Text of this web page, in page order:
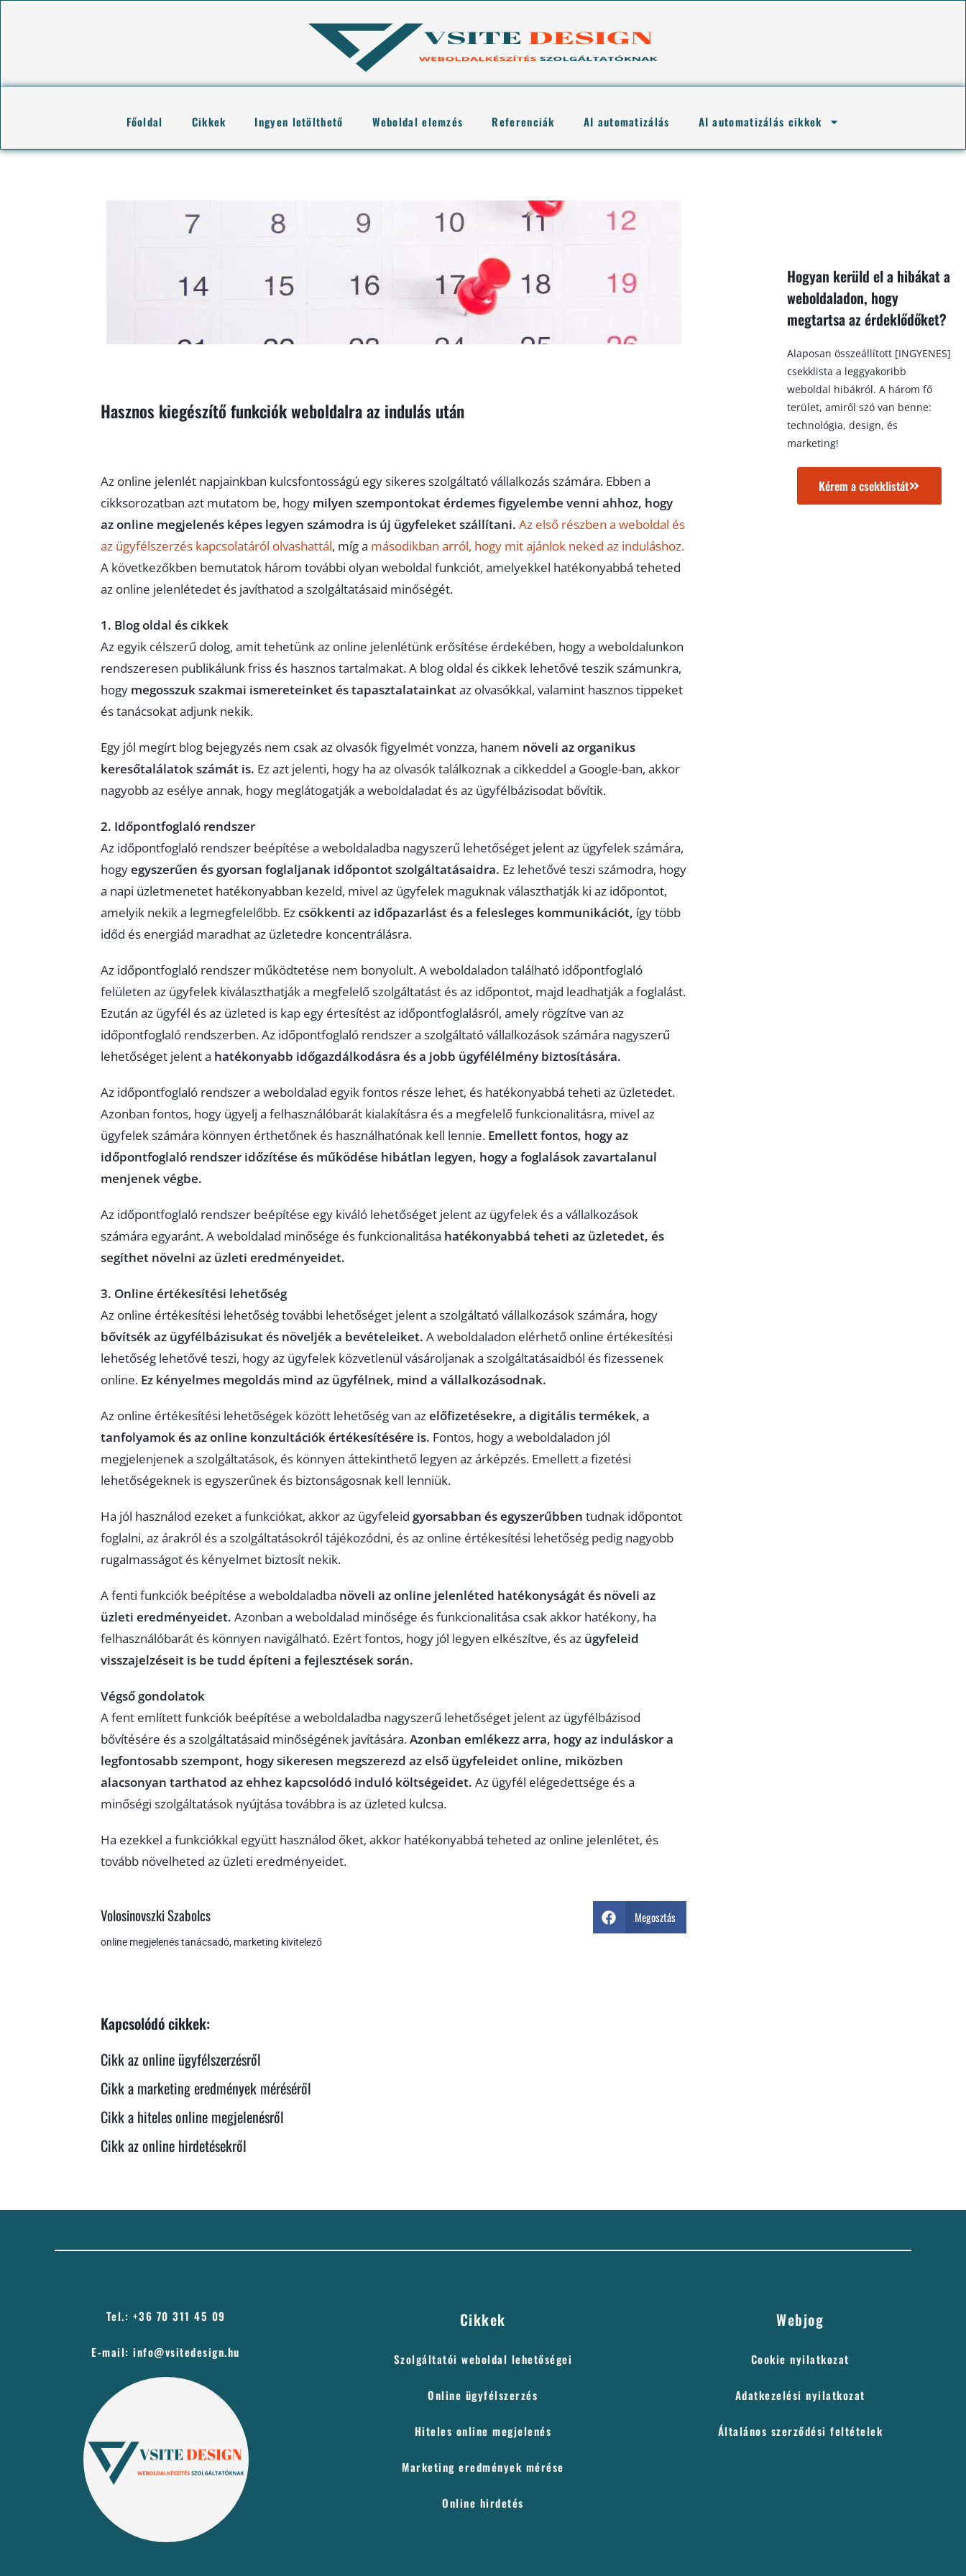
Főoldal Cikkek Ingyen letölthető Weboldal elemzés Referenciák AI automatizálás AI automatizálás cikkek
Hasznos kiegészítő funkciók weboldalra az indulás után
Az online jelenlét napjainkban kulcsfontosságú egy sikeres szolgáltató vállalkozás számára. Ebben a
cikksorozatban azt mutatom be, hogy milyen szempontokat érdemes figyelembe venni ahhoz, hogy
az online megjelenés képes legyen számodra is új ügyfeleket szállítani. Az első részben a weboldal és
az ügyfélszerzés kapcsolatáról olvashattál, míg a másodikban arról, hogy mit ajánlok neked az induláshoz.
A következőkben bemutatok három további olyan weboldal funkciót, amelyekkel hatékonyabbá teheted
az online jelenlétedet és javíthatod a szolgáltatásaid minőségét.
1. Blog oldal és cikkek
Az egyik célszerű dolog, amit tehetünk az online jelenlétünk erősítése érdekében, hogy a weboldalunkon
rendszeresen publikálunk friss és hasznos tartalmakat. A blog oldal és cikkek lehetővé teszik számunkra,
hogy megosszuk szakmai ismereteinket és tapasztalatainkataz olvasókkal, valamint hasznos tippeket
és tanácsokat adjunk nekik.
Egy jól megírt blog bejegyzés nem csak az olvasók figyelmét vonzza, hanem növeli az organikus
keresőtalálatok számát is. Ez azt jelenti, hogy ha az olvasók találkoznak a cikkeddel a Google-ban, akkor
nagyobb az esélye annak, hogy meglátogatják a weboldaladat és az ügyfélbázisodat bővítik.
2. Időpontfoglaló rendszer
Az időpontfoglaló rendszer beépítése a weboldaladba nagyszerű lehetőséget jelent az ügyfelek számára,
hogyegyszerűen és gyorsan foglaljanak időpontot szolgáltatásaidra. Ez lehetővé teszi számodra, hogy
a napi üzletmenetet hatékonyabban kezeld, mivel az ügyfelek maguknak választhatják ki az időpontot,
amelyik nekik a legmegfelelőbb. Ezcsökkenti az időpazarlást és a felesleges kommunikációt, így több
időd és energiád maradhat az üzletedre koncentrálásra.
Az időpontfoglaló rendszer működtetése nem bonyolult. A weboldaladon található időpontfoglaló
felületen az ügyfelek kiválaszthatják a megfelelő szolgáltatást és az időpontot, majd leadhatják a foglalást.
Ezután az ügyfél és az üzleted is kap egy értesítést az időpontfoglalásról, amely rögzítve van az
időpontfoglaló rendszerben. Az időpontfoglaló rendszer a szolgáltató vállalkozások számára nagyszerű
lehetőséget jelent a hatékonyabb időgazdálkodásra és a jobb ügyfélélmény biztosítására.
Az időpontfoglaló rendszer a weboldalad egyik fontos része lehet, és hatékonyabbá teheti az üzletedet.
Azonban fontos, hogy ügyelj a felhasználóbarát kialakításra és a megfelelő funkcionalitásra, mivel az
ügyfelek számára könnyen érthetőnek és használhatónak kell lennie. Emellett fontos, hogy az
időpontfoglaló rendszer időzítése és működése hibátlan legyen, hogy a foglalások zavartalanul
menjenek végbe.
Az időpontfoglaló rendszer beépítése egy kiváló lehetőséget jelent az ügyfelek és a vállalkozások
számára egyaránt. A weboldalad minősége és funkcionalitása hatékonyabbá teheti az üzletedet, és
segíthet növelni az üzleti eredményeidet.
3. Online értékesítési lehetőség
Az online értékesítési lehetőség további lehetőséget jelent a szolgáltató vállalkozások számára, hogy
bővítsék az ügyfélbázisukat és növeljék a bevételeiket. A weboldaladon elérhető online értékesítési
lehetőség lehetővé teszi, hogy az ügyfelek közvetlenül vásároljanak a szolgáltatásaidból és fizessenek
online. Ez kényelmes megoldás mind az ügyfélnek, mind a vállalkozásodnak.
Az online értékesítési lehetőségek között lehetőség van azelőfizetésekre, a digitális termékek, a
tanfolyamok és az online konzultációk értékesítésére is. Fontos, hogy a weboldaladon jól
megjelenjenek a szolgáltatások, és könnyen áttekinthető legyen az árképzés. Emellett a fizetési
lehetőségeknek is egyszerűnek és biztonságosnak kell lenniük.
Ha jól használod ezeket a funkciókat, akkor az ügyfeleid gyorsabban és egyszerűbben tudnak időpontot
foglalni, az árakról és a szolgáltatásokról tájékozódni, és az online értékesítési lehetőség pedig nagyobb
rugalmasságot és kényelmet biztosít nekik.
A fenti funkciók beépítése a weboldaladba növeli az online jelenléted hatékonyságát és növeli az
üzleti eredményeidet. Azonban a weboldalad minősége és funkcionalitása csak akkor hatékony, ha
felhasználóbarát és könnyen navigálható. Ezért fontos, hogy jól legyen elkészítve, és az ügyfeleid
visszajelzéseit is be tudd építeni a fejlesztések során.
Végső gondolatok
A fent említett funkciók beépítése a weboldaladba nagyszerű lehetőséget jelent az ügyfélbázisod
bővítésére és a szolgáltatásaid minőségének javítására.Azonban emlékezz arra, hogy az induláskor a
legfontosabb szempont, hogy sikeresen megszerezd az első ügyfeleidet online, miközben
alacsonyan tarthatod az ehhez kapcsolódó induló költségeidet. Az ügyfél elégedettsége és a
minőségi szolgáltatások nyújtása továbbra is az üzleted kulcsa.
Ha ezekkel a funkciókkal együtt használod őket, akkor hatékonyabbá teheted az online jelenlétet, és
tovább növelheted az üzleti eredményeidet.
Volosinovszki Szabolcs Megosztás
online megjelenés tanácsadó, marketing kivitelező
Kapcsolódó cikkek:
Cikk az online ügyfélszerzésről
Cikk a marketing eredmények méréséről
Cikk a hiteles online megjelenésről
Cikk az online hirdetésekről
Hogyan kerüld el a hibákat a
weboldaladon, hogy
megtartsa az érdeklődőket?
Alaposan összeállított [INGYENES]
csekklista a leggyakoribb
weboldal hibákról. A három fő
terület, amiről szó van benne:
technológia, design, és
marketing!
Kérem a csekklistát
Tel.: +36 70 311 45 09
E-mail: info@vsitedesign.hu
Cikkek
Szolgáltatói weboldal lehetőségei
Online ügyfélszerzés
Hiteles online megjelenés
Marketing eredmények mérése
Online hirdetés
Webjog
Cookie nyilatkozat
Adatkezelési nyilatkozat
Általános szerződési feltételek